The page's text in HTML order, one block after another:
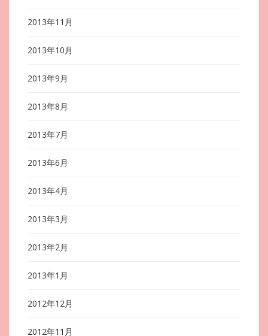
2013年11月
2013年10月
2013年9月
2013年8月
2013年7月
2013年6月
2013年4月
2013年3月
2013年2月
2013年1月
2012年12月
2012年11月